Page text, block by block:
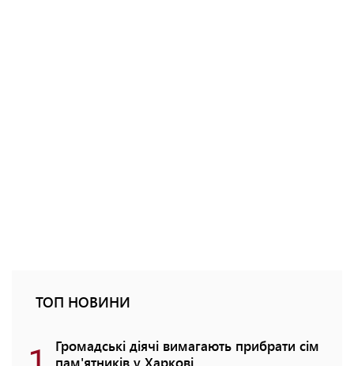
ТОП НОВИНИ
Громадські діячі вимагають прибрати сім
пам'ятників у Харкові